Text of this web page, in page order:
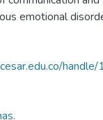
emotional